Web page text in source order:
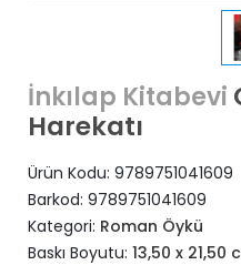
İnkılap Kitabevi
Harekatı
Ürün Kodu: 9789751041609
Barkod: 9789751041609
Kategori: Roman Öykü
Baskı Boyutu: 13,50 x 21,50